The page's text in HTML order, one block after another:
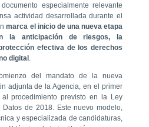
especialmente relevante
actividad desarrollada durante el
marca el inicio de una nueva etapa
la anticipación de riesgos, la
efectiva de los derechos
digital.
del mandato de la nueva
adjunta de la Agencia, en el primer
procedimiento previsto en la Ley
de 2018. Este nuevo modelo,
y especializada de candidaturas,